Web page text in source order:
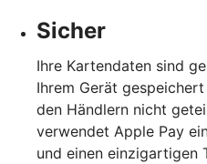
Sicher
Ihre Kartendaten sind
Ihrem Gerät
den Händlern nicht
verwendet Apple Pay
und einen einzigartigen